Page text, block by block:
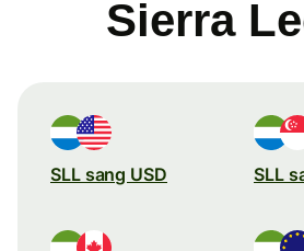
Sierra
SLL sang USD SLL